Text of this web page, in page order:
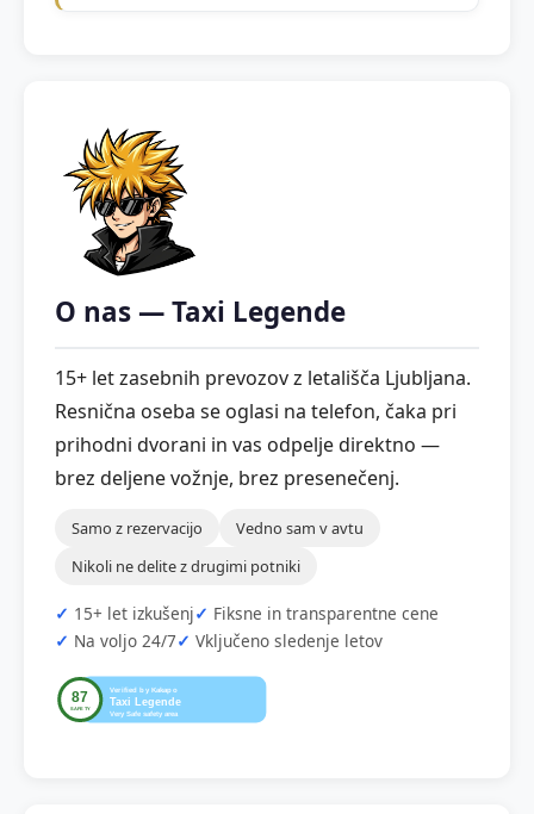
O nas — Taxi Legende
15+ let zasebnih prevozov z letališča Ljubljana.
Resnična oseba se oglasi na telefon, čaka pri
prihodni dvorani in vas odpelje direktno —
brez deljene vožnje, brez presenečenj.
Samo z rezervacijo
Vedno sam v avtu
Nikoli ne delite z drugimi potniki
15+ let izkušenj
Fiksne in transparentne cene
Na voljo 24/7
Vključeno sledenje letov